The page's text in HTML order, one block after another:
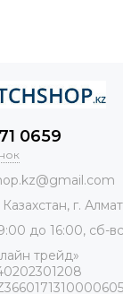
0659
г.
до 16:00, сб-
трейд»